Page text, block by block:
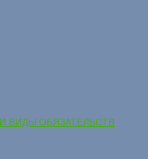
ВИДЫ ОБЯЗАТЕЛЬСТВ